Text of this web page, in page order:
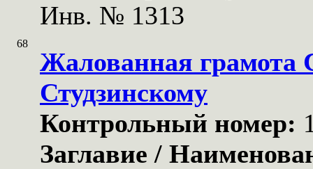
Инв. № 1313
68
Жалованная грамота
Студзинскому
Контрольный номер:
Заглавие /